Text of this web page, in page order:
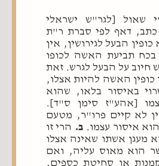
שאול [לגר"ש ישראלי
כתב, דאף לפי סברת ר"ת
הבעל לגירושין, אין
תביעת האשה לכופו
חיוב על הבעל לגרש. זאת
כופין האשה להיות אצלו,
באיסור בלאו, שהוא
[אהע"ז סימן ס"ד].
לא קיים פרו"ר, מטעם
איסור עצמו. ב. הרי זו
מעגן אשתו שאינה אצלו
הוא מאוס עליה, ואם
או סחיטת כספים,